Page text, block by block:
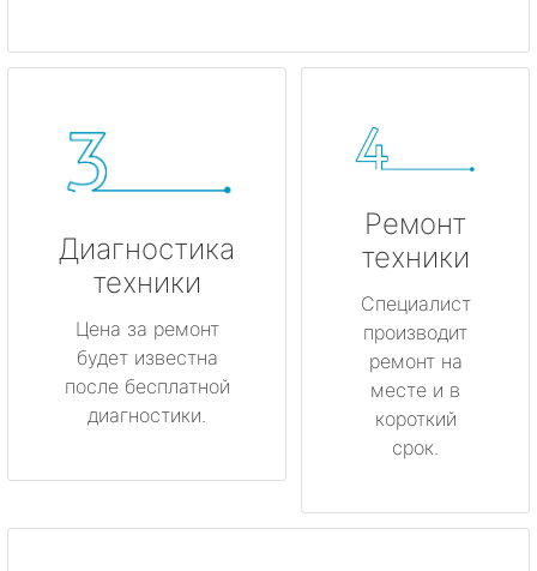
Диагностика
техники
Цена за ремонт
будет известна
после бесплатной
диагностики.
Ремонт
техники
Специалист
производит
ремонт на
месте и в
короткий
срок.